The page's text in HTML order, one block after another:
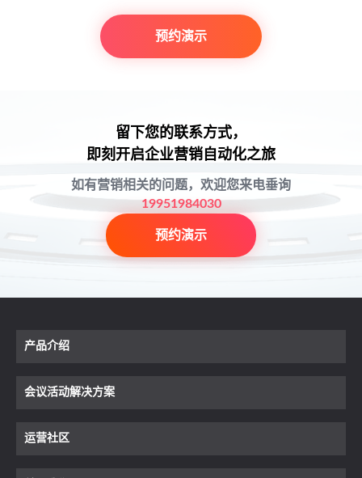
预约演示
留下您的联系方式，
即刻开启企业营销自动化之旅
如有营销相关的问题，欢迎您来电垂询
19951984030
预约演示
产品介绍
会议活动解决方案
运营社区